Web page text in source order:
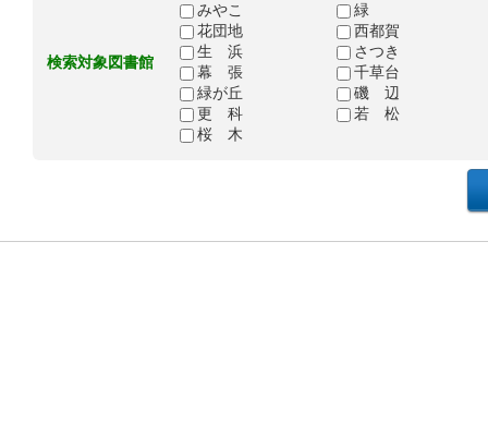
検索対象図書館
みやこ
緑
花団地
西都賀
生 浜
さつき
幕 張
千草台
緑が丘
磯 辺
更 科
若 松
桜 木